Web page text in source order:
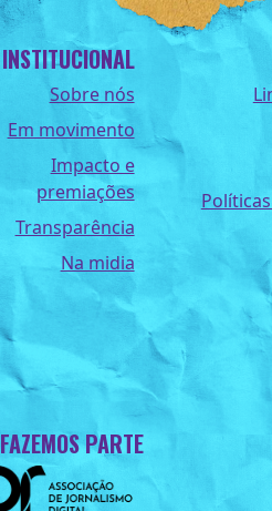
INSTITUCIONAL
Sobre nós
Em movimento
Impacto e
premiações
Transparência
Na midia
FAZEMOS PARTE